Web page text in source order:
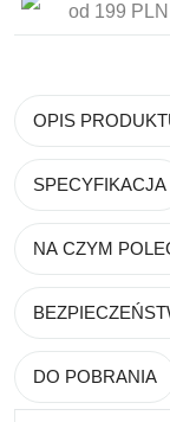
od 199 PLN
OPIS
SPECYFIKACJA
NA CZYM
DO POBRANIA